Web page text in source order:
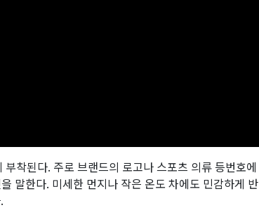
착된다. 주로 브랜드의 로고나 스포츠 의류 등번호에
말한다. 미세한 먼지나 작은 온도 차에도 민감하게 반